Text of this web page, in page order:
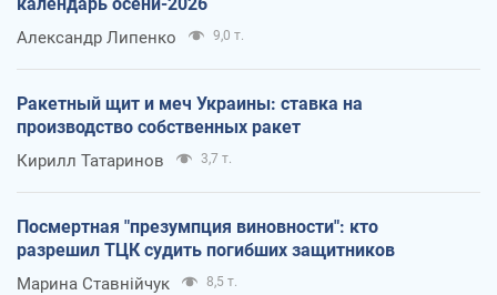
Александр Липенко 9,0 т.
Ракетный щит и меч Украины: ставка на
производство собственных ракет
Кирилл Татаринов 3,7 т.
Посмертная "презумпция виновности": кто
разрешил ТЦК судить погибших защитников
Марина Ставнійчук 8,5 т.